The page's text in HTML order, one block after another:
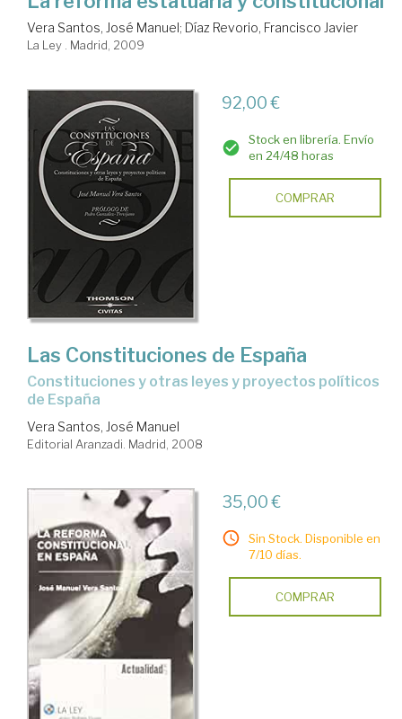
Vera Santos, José Manuel; Díaz Revorio, Francisco Javier
La Ley . Madrid, 2009
92,00 €
Stock en librería. Envío
en 24/48 horas
COMPRAR
Las Constituciones de España
Constituciones y otras leyes y proyectos políticos
de España
Vera Santos, José Manuel
Editorial Aranzadi. Madrid, 2008
35,00 €
Sin Stock. Disponible en
7/10 días.
COMPRAR